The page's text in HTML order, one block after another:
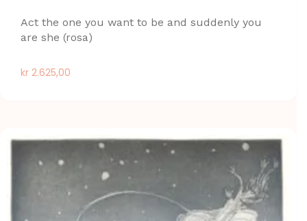
Act the one you want to be and suddenly you
are she (rosa)
kr 2.625,00